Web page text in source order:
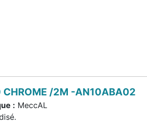
CHROME /2M -AN10ABA02
: MeccAL